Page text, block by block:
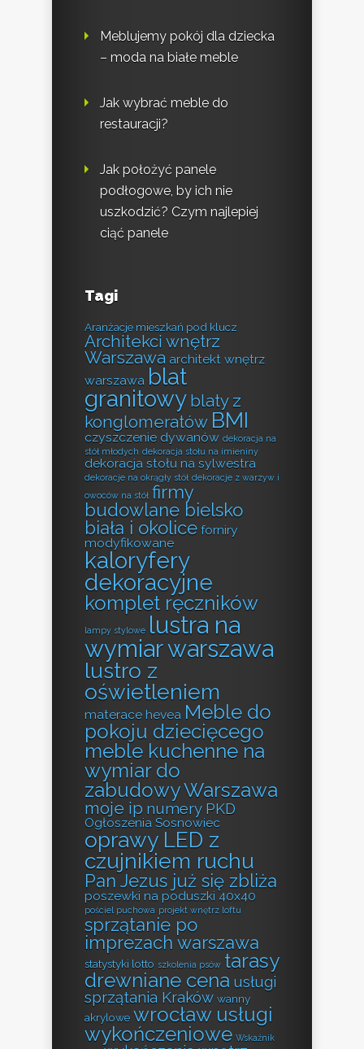
Meblujemy pokój dla dziecka
– moda na białe meble
Jak wybrać meble do
restauracji?
Jak położyć panele
podłogowe, by ich nie
uszkodzić? Czym najlepiej
ciąć panele
Tagi
Aranżacje mieszkań pod klucz
Architekci wnętrz
Warszawa architekt wnętrz
warszawa blat
granitowy blaty z
konglomeratów BMI
czyszczenie dywanów dekoracja na
stół młodych dekoracja stołu na imieniny
dekoracja stołu na sylwestra
dekoracje na okrągły stół dekoracje z warzyw i
owoców na stół firmy
budowlane bielsko
biała i okolice forniry
modyfikowane
kaloryfery
dekoracyjne
komplet ręczników
lampy stylowe lustra na
wymiar warszawa
lustro z
oświetleniem
materace hevea Meble do
pokoju dziecięcego
meble kuchenne na
wymiar do
zabudowy Warszawa
moje ip numery PKD
Ogłoszenia Sosnowiec
oprawy LED z
czujnikiem ruchu
Pan Jezus już się zbliża
poszewki na poduszki 40x40
pościel puchowa projekt wnętrz loftu
sprzątanie po
imprezach warszawa
statystyki lotto szkolenia psów tarasy
drewniane cena usługi
sprzątania Kraków wanny
akrylowe wrocław usługi
wykończeniowe Wskaźnik